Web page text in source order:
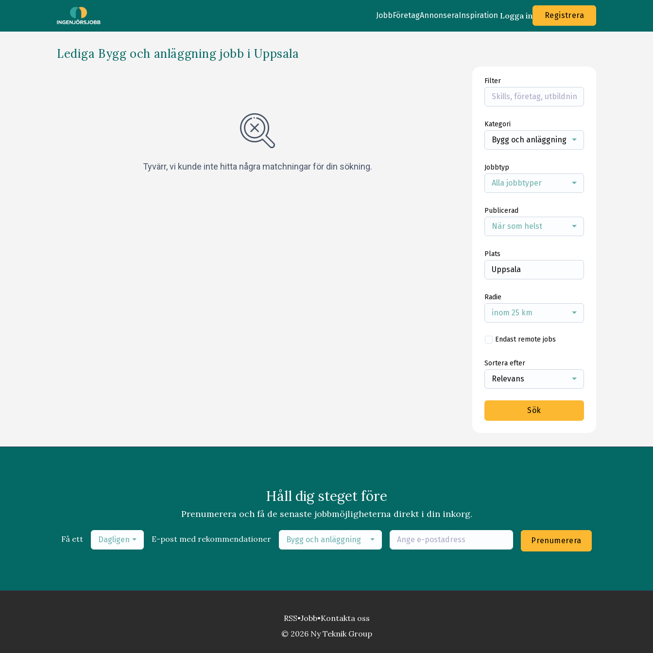
JobbFöretagAnnonseraInspiration Logga in Registrera
Lediga Bygg och anläggning jobb i Uppsala
Tyvärr, vi kunde inte hitta några matchningar för din sökning.
Filter
Kategori
Bygg och anläggning
Jobbtyp
Alla jobbtyper
Publicerad
När som helst
Plats
Radie
inom 25 km
Endast remote jobs
Sortera efter
Relevans
Sök
Håll dig steget före
Prenumerera och få de senaste jobbmöjligheterna direkt i din inkorg.
Få ett Dagligen E-post med rekommendationer Bygg och anläggning Prenumerera
RSS•Jobb•Kontakta oss
© 2026 Ny Teknik Group